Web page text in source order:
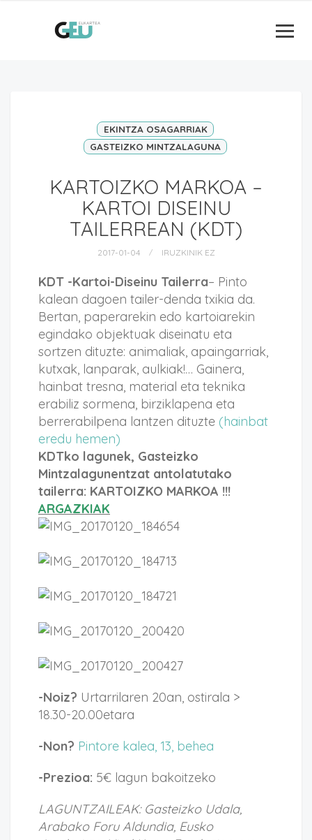
EKINTZA OSAGARRIAK
GASTEIZKO MINTZALAGUNA
KARTOIZKO MARKOA –
KARTOI DISEINU
TAILERREAN (KDT)
2017-01-04 IRUZKINIK EZ
KDT -Kartoi-Diseinu Tailerra– Pinto
kalean dagoen tailer-denda txikia da.
Bertan, paperarekin edo kartoiarekin
egindako objektuak diseinatu eta
sortzen dituzte: animaliak, apaingarriak,
kutxak, lanparak, aulkiak!… Gainera,
hainbat tresna, material eta teknika
erabiliz sormena, birziklapena eta
berrerabilpena lantzen dituzte (hainbat
eredu hemen)
KDTko lagunek, Gasteizko
Mintzalagunentzat antolatutako
tailerra: KARTOIZKO MARKOA !!!
ARGAZKIAK
-Noiz? Urtarrilaren 20an, ostirala >
18.30-20.00etara
-Non? Pintore kalea, 13, behea
-Prezioa: 5€ lagun bakoitzeko
LAGUNTZAILEAK: Gasteizko Udala,
Arabako Foru Aldundia, Eusko